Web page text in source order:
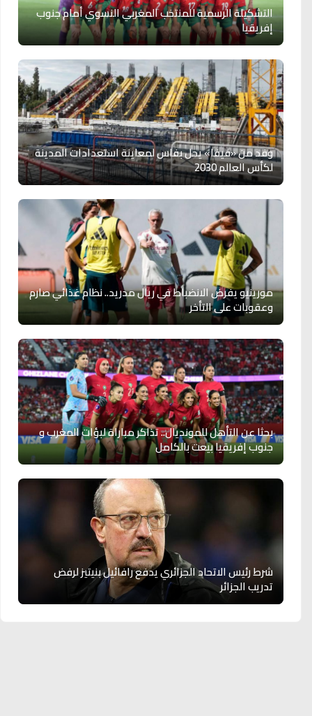
التشكيلة الرسمية للمنتخب المغربي النسوي أمام جنوب
إفريقيا
وفد من «فيفا» يحل بفاس لمعاينة استعدادات المدينة
لكأس العالم 2030
مورينيو يفرض الانضباط في ريال مدريد.. نظام غذائي صارم
وعقوبات على التأخر
بحثا عن التأهل للمونديال.. تذاكر مباراة لبؤات المغرب و
جنوب إفريقيا بيعت بالكامل
شرط رئيس الاتحاد الجزائري يدفع رافائيل بنيتيز لرفض
تدريب الجزائر